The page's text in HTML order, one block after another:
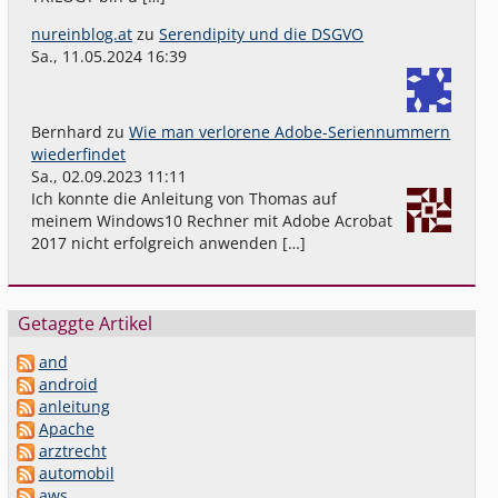
nureinblog.at zuSerendipity und die DSGVO
Sa., 11.05.2024 16:39
Bernhard zuWie man verlorene Adobe-Seriennummern
wiederfindet
Sa., 02.09.2023 11:11
Ich konnte die Anleitung von Thomas auf
meinem Windows10 Rechner mit Adobe Acrobat
2017 nicht erfolgreich anwenden […]
Getaggte Artikel
and
android
anleitung
Apache
arztrecht
automobil